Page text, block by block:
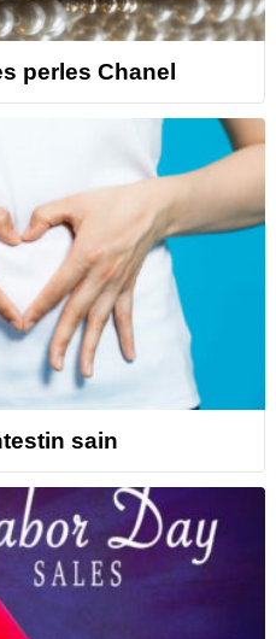
perles Chanel
sain